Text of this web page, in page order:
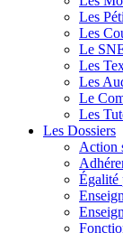
Les
Les
Le
Les
Les
Le
Les
Les Dossiers
Action
Égalité